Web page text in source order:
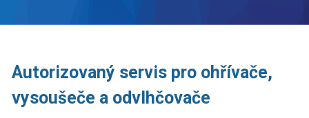
Autorizovaný servis pro ohřívače,
vysoušeče a odvlhčovače